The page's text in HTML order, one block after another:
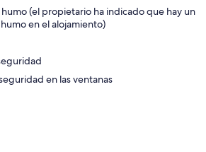
(el propietario ha indicado que hay un
en el alojamiento)
en las ventanas